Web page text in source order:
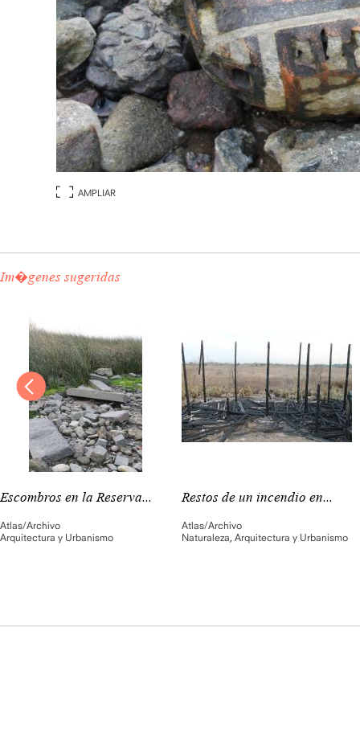
AMPLIAR
Im�genes sugeridas
Escombros en la Reserva...
Atlas/Archivo
Arquitectura y Urbanismo
Restos de un incendio en...
Atlas/Archivo
Naturaleza, Arquitectura y Urbanismo